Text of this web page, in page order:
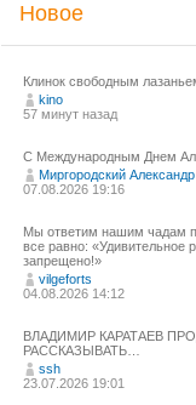
Новое
Клинок свободным
kino
57 минут назад
С Международным Днем
Миргородский Александр
07.08.2026 19:16
Мы ответим нашим чадам
все равно: «Удивительное
запрещено!»
vilgeforts
04.08.2026 14:12
ВЛАДИМИР КАРАТАЕВ
РАССКАЗЫВАТЬ…
ssh
23.07.2026 19:01